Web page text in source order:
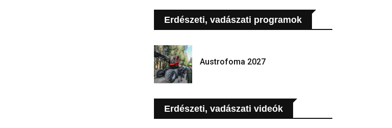
Erdészeti, vadászati programok
Austrofoma 2027
Erdészeti, vadászati videók